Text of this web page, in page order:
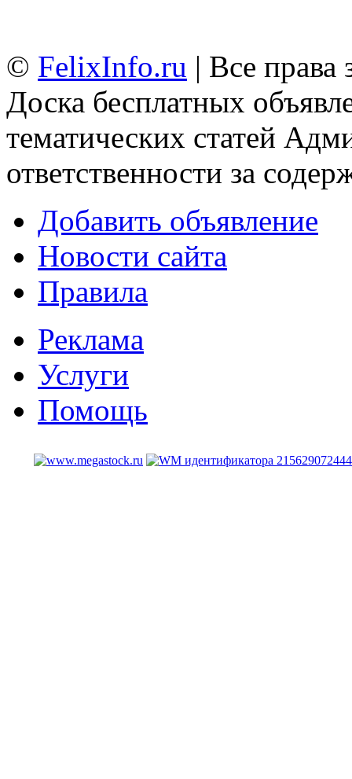
© FelixInfo.ru | Все
Доска бесплатных
тематических статей
ответственности за
Добавить объявление
Новости сайта
Правила
Реклама
Услуги
Помощь